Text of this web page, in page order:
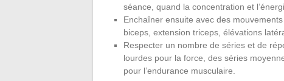
séance, quand la concentration et
Enchaîner ensuite avec des
biceps, extension triceps, élévations
Respecter un nombre de séries et de
lourdes pour la force, des séries
pour l’endurance musculaire.